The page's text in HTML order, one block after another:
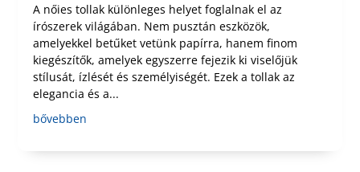
A nőies tollak különleges helyet foglalnak el az
írószerek világában. Nem pusztán eszközök,
amelyekkel betűket vetünk papírra, hanem finom
kiegészítők, amelyek egyszerre fejezik ki viselőjük
stílusát, ízlését és személyiségét. Ezek a tollak az
elegancia és a...
bővebben